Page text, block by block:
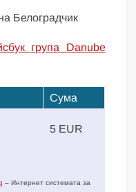
Белоградчик
група Danube
Сума
5 EUR
– Интернет системата за